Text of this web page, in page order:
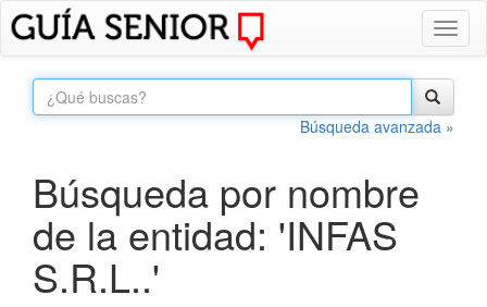
Búsqueda avanzada »
Búsqueda por nombre
de la entidad: 'INFAS
S.R.L..'